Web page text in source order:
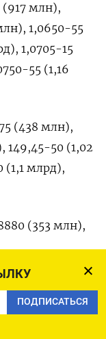
ПОДПИСАТЬСЯ
(917 млн),
1,0650-55
1,0705-15
55 (1,16
(438 млн),
149,45-50 (1,02
(1,1 млрд),
(353 млн),
85 (542